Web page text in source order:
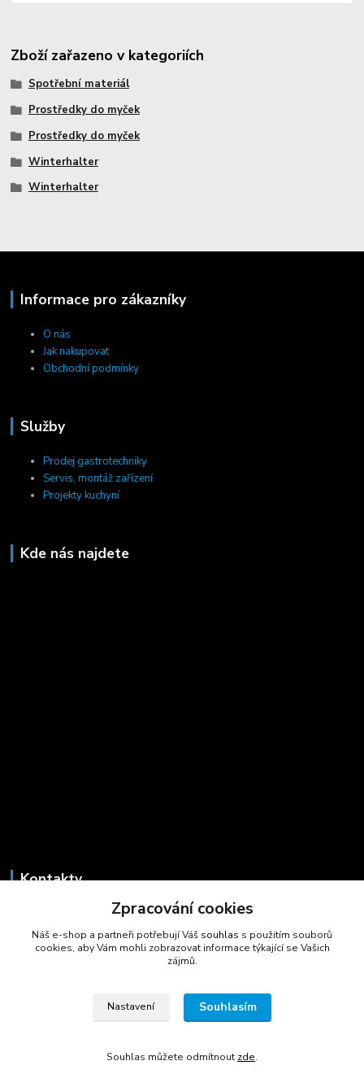
Zboží zařazeno v kategoriích
Spotřební materiál
Prostředky do myček
Prostředky do myček
Winterhalter
Winterhalter
Informace pro zákazníky
O nás
Jak nakupovat
Obchodní podmínky
Služby
Prodej gastrotechniky
Servis, montáž zařízení
Projekty kuchyní
Kde nás najdete
Kontakty
+420 723 725 881
(Po-Pá, 8-16 hod.)
Zpracování cookies
Náš e-shop a partneři potřebují Váš souhlas s použitím souborů
cookies, aby Vám mohli zobrazovat informace týkající se Vašich
zájmů.
Nastavení Souhlasím
Souhlas můžete odmítnout zde.